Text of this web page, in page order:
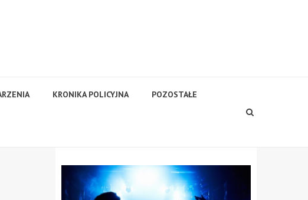
KRONIKA POLICYJNA POZOSTAŁE